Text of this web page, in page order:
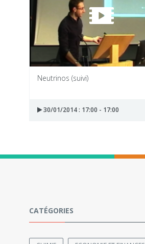
Neutrinos (suivi)
30/01/2014 : 17:00 - 17:00
CATÉGORIES